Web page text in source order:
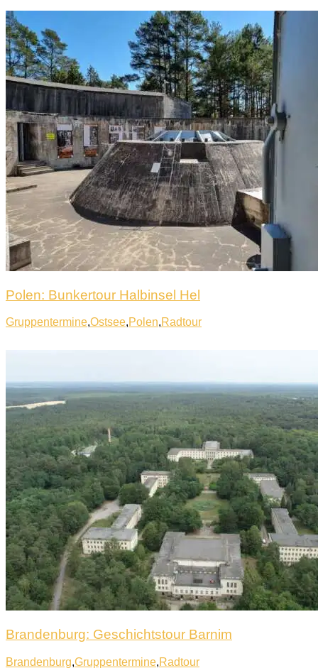
Polen: Bunkertour Halbinsel Hel
Gruppentermine,Ostsee,Polen,Radtour
Brandenburg: Geschichtstour Barnim
Brandenburg,Gruppentermine,Radtour